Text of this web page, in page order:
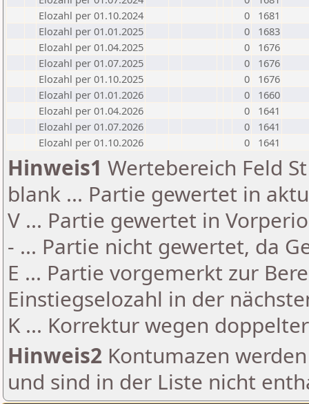
Elozahl per 01.10.2024
0
1681
Elozahl per 01.01.2025
0
1683
Elozahl per 01.04.2025
0
1676
Elozahl per 01.07.2025
0
1676
Elozahl per 01.10.2025
0
1676
Elozahl per 01.01.2026
0
1660
Elozahl per 01.04.2026
0
1641
Elozahl per 01.07.2026
0
1641
Elozahl per 01.10.2026
0 1641
Hinweis1 Wertebereich Feld
blank ... Partie gewertet in
V ... Partie gewertet in
- ... Partie nicht gewertet, da
E ... Partie vorgemerkt zur
Einstiegselozahl in der
K ... Korrektur wegen
Hinweis2 Kontumazen
und sind in der Liste nicht